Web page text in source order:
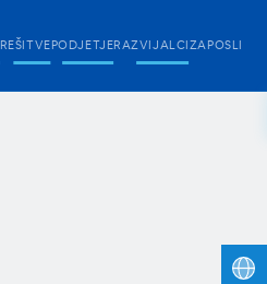
REŠITVEPODJETJERAZVIJALCIZAPOSLITEV